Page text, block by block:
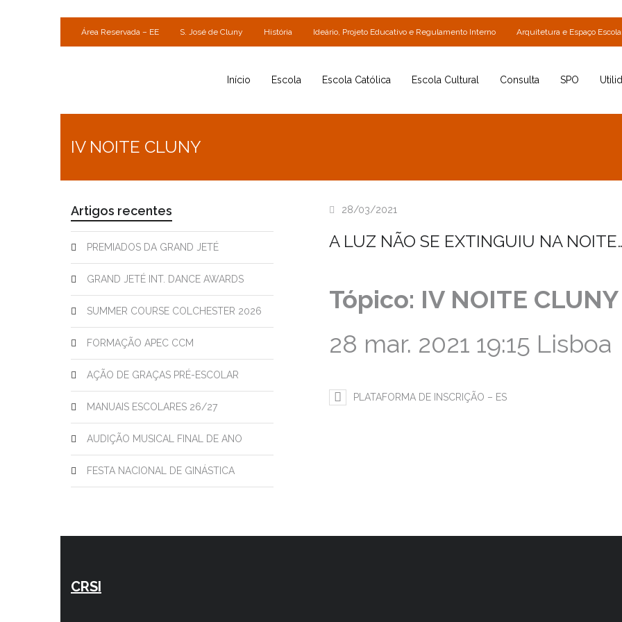
Área Reservada – EE S. José de Cluny História Ideário, Projeto Educativo e Regulamento Interno Arquitetura e Espaço
Início Escola Escola Católica Escola Cultural Consulta SPO
IV NOITE CLUNY
28/03/2021
A LUZ NÃO SE EXTINGUIU NA
Tópico: IV NOITE CLUNY
28 mar. 2021 19:15 Lisboa
PLATAFORMA DE INSCRIÇÃO – ES
Artigos recentes
PREMIADOS DA GRAND JETÉ
GRAND JETÉ INT. DANCE AWARDS
SUMMER COURSE COLCHESTER 2026
FORMAÇÃO APEC CCM
AÇÃO DE GRAÇAS PRÉ-ESCOLAR
MANUAIS ESCOLARES 26/27
AUDIÇÃO MUSICAL FINAL DE ANO
FESTA NACIONAL DE GINÁSTICA
CRSI